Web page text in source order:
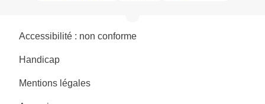
Accessibilité : non conforme
Handicap
Mentions légales